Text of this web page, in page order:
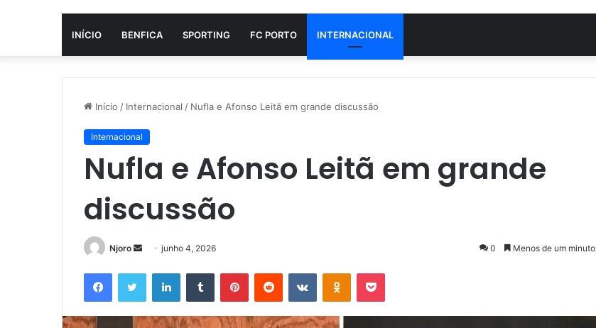
INÍCIO BENFICA SPORTING FC PORTO INTERNACIONAL
Início / Internacional / Nufla e Afonso Leitã em grande discussão
Internacional
Nufla e Afonso Leitã em grande
discussão
Njoro
Mande
mail
junho 4, 2026 0 Menos de um minuto
FacebookTwitter LinkedinTumblr PinterestReddit VK OK Pocket